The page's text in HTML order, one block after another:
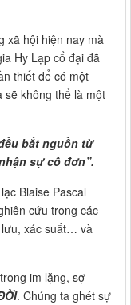
xã hội hiện nay mà
Hy Lạp cổ đại đã
thiết để có một
sẽ không thể là một
bắt nguồn từ
sự cô đơn”.
Blaise Pascal
cứu trong các
lưu, xác suất… và
im lặng, sợ
. Chúng ta ghét sự